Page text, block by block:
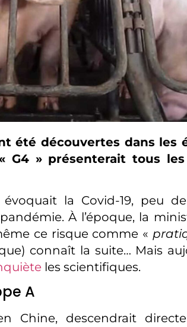
été découvertes dans les
G4 » présenterait tous
évoquait la Covid-19, peu
À l’époque, la
ce risque comme «
connaît la suite… Mais
les scientifiques.
A
Chine, descendrait